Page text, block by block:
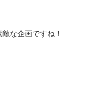
な企画ですね！